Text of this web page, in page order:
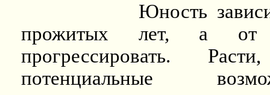
Юность
прожитых лет, а от
прогрессировать.
потенциальные